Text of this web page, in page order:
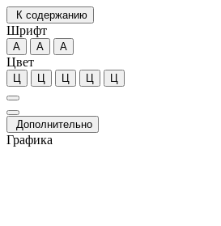
К содержанию
Шрифт
А А А
Цвет
Ц Ц Ц Ц Ц
Дополнительно
Графика